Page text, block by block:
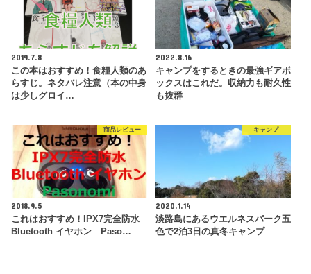
2019.7.8
この本はおすすめ！食糧人類のあ
らすじ。ネタバレ注意（本の中身
は少しグロイ…
2022.8.16
キャンプをするときの最強ギアボ
ックスはこれだ。収納力も耐久性
も抜群
商品レビュー
2018.9.5
これはおすすめ！IPX7完全防水
Bluetooth イヤホン Paso…
キャンプ
2020.1.14
淡路島にあるウエルネスパーク五
色で2泊3日の真冬キャンプ